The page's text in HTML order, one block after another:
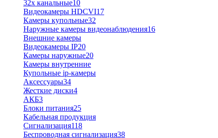
32x канальные10
Видеокамеры HDCVI17
Камеры купольные32
Наружные камеры видеонаблюдения16
Внешние камеры
Видеокамеры IP20
Камеры наружные20
Камеры внутренние
Купольные ip-камеры
Аксессуары34
Жесткие диски4
АКБ3
Блоки питания25
Кабельная продукция
Сигнализация118
Беспроводная сигнализация38